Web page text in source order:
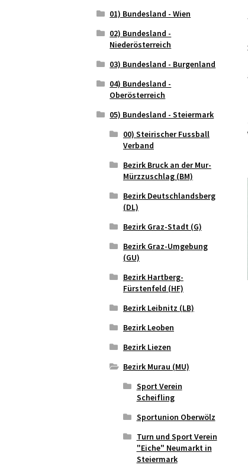
01) Bundesland - Wien
02) Bundesland -
Niederösterreich
03) Bundesland - Burgenland
04) Bundesland -
Oberösterreich
05) Bundesland - Steiermark
00) Steirischer Fussball
Verband
Bezirk Bruck an der Mur-
Mürzzuschlag (BM)
Bezirk Deutschlandsberg
(DL)
Bezirk Graz-Stadt (G)
Bezirk Graz-Umgebung
(GU)
Bezirk Hartberg-
Fürstenfeld (HF)
Bezirk Leibnitz (LB)
Bezirk Leoben
Bezirk Liezen
Bezirk Murau (MU)
Sport Verein
Scheifling
Sportunion Oberwölz
Turn und Sport Verein
"Eiche" Neumarkt in
Steiermark